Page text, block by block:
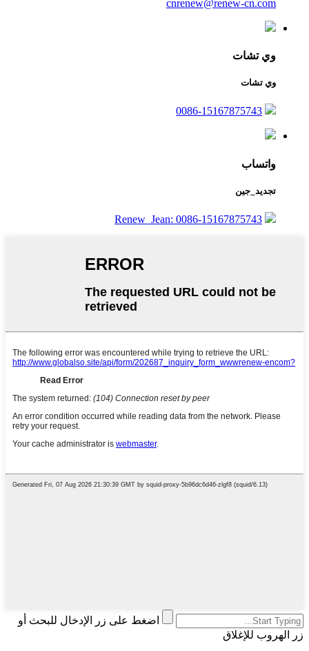
cnrenew@renew-cn.com
وي تشات
وي تشات
0086-15167875743
واتساب
تجديد_جين
Renew_Jean: 0086-15167875743
اضغط على زر الإدخال للبحث أو
زر الهروب للإغلاق